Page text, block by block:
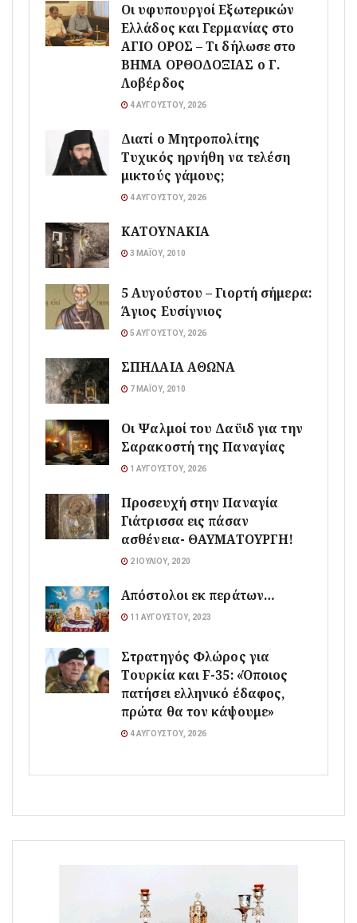
Οι υφυπουργοί Εξωτερικών
Ελλάδος και Γερμανίας στο
ΑΓΙΟ ΟΡΟΣ – Τι δήλωσε στο
ΒΗΜΑ ΟΡΘΟΔΟΞΙΑΣ ο Γ.
Λοβέρδος
4 ΑΥΓΟΎΣΤΟΥ, 2026
Διατί ο Μητροπολίτης
Τυχικός ηρνήθη να τελέση
μικτούς γάμους;
4 ΑΥΓΟΎΣΤΟΥ, 2026
ΚΑΤΟΥΝΑΚΙΑ
3 ΜΑΪ́ΟΥ, 2010
5 Αυγούστου – Γιορτή σήμερα:
Άγιος Ευσίγνιος
5 ΑΥΓΟΎΣΤΟΥ, 2026
ΣΠΗΛΑΙΑ ΑΘΩΝΑ
7 ΜΑΪ́ΟΥ, 2010
Οι Ψαλμοί του Δαϋιδ για την
Σαρακοστή της Παναγίας
1 ΑΥΓΟΎΣΤΟΥ, 2026
Προσευχή στην Παναγία
Γιάτρισσα εις πάσαν
ασθένεια- ΘΑΥΜΑΤΟΥΡΓΗ!
2 ΙΟΥΛΊΟΥ, 2020
Απόστολοι εκ περάτων…
11 ΑΥΓΟΎΣΤΟΥ, 2023
Στρατηγός Φλώρος για
Τουρκία και F-35: «Όποιος
πατήσει ελληνικό έδαφος,
πρώτα θα τον κάψουμε»
4 ΑΥΓΟΎΣΤΟΥ, 2026